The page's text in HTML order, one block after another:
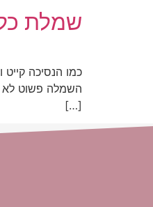
שמלת
כמו הנסיכה
השמלה פשוט לא
[…]